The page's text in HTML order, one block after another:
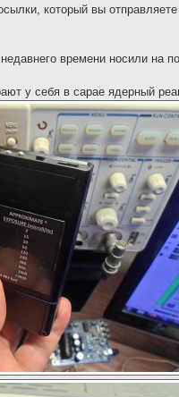
который вы
времени носили на
у себя в сарае ядерный